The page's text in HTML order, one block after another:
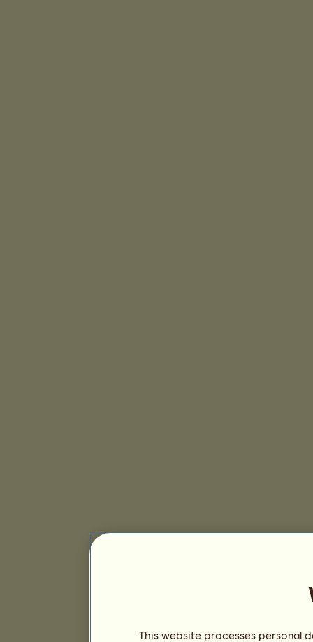
This website processes personal